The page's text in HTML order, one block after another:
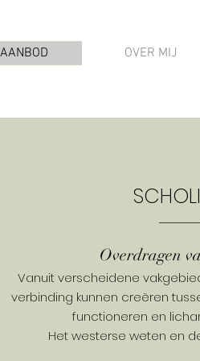
AANBOD OVER MIJ
Overdragen
Vanuit verscheidene
verbinding kunnen creëren
functioneren en
Het westerse weten en